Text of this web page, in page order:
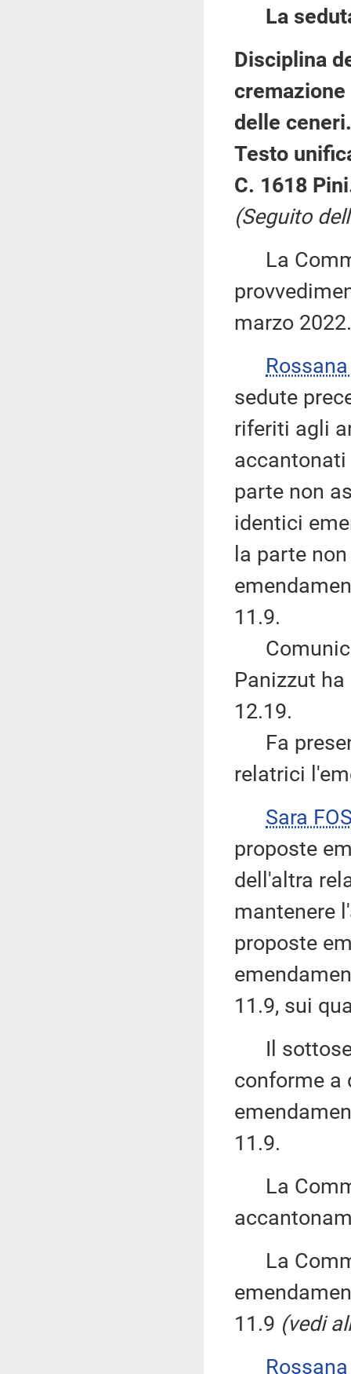
La
Disciplina
delle ceneri.
Testo
C. 1618
(Seguito
La
marzo 2022.
sedute
riferiti agli
parte non
identici
la parte
11.9.
Panizzut
12.19.
Fa
relatrici
Sara
proposte
dell'altra
mantenere
proposte
11.9, sui
Il
conforme a
11.9.
La
La
11.9 (vedi